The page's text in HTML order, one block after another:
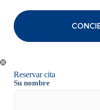
Reservar cita
Su nombre